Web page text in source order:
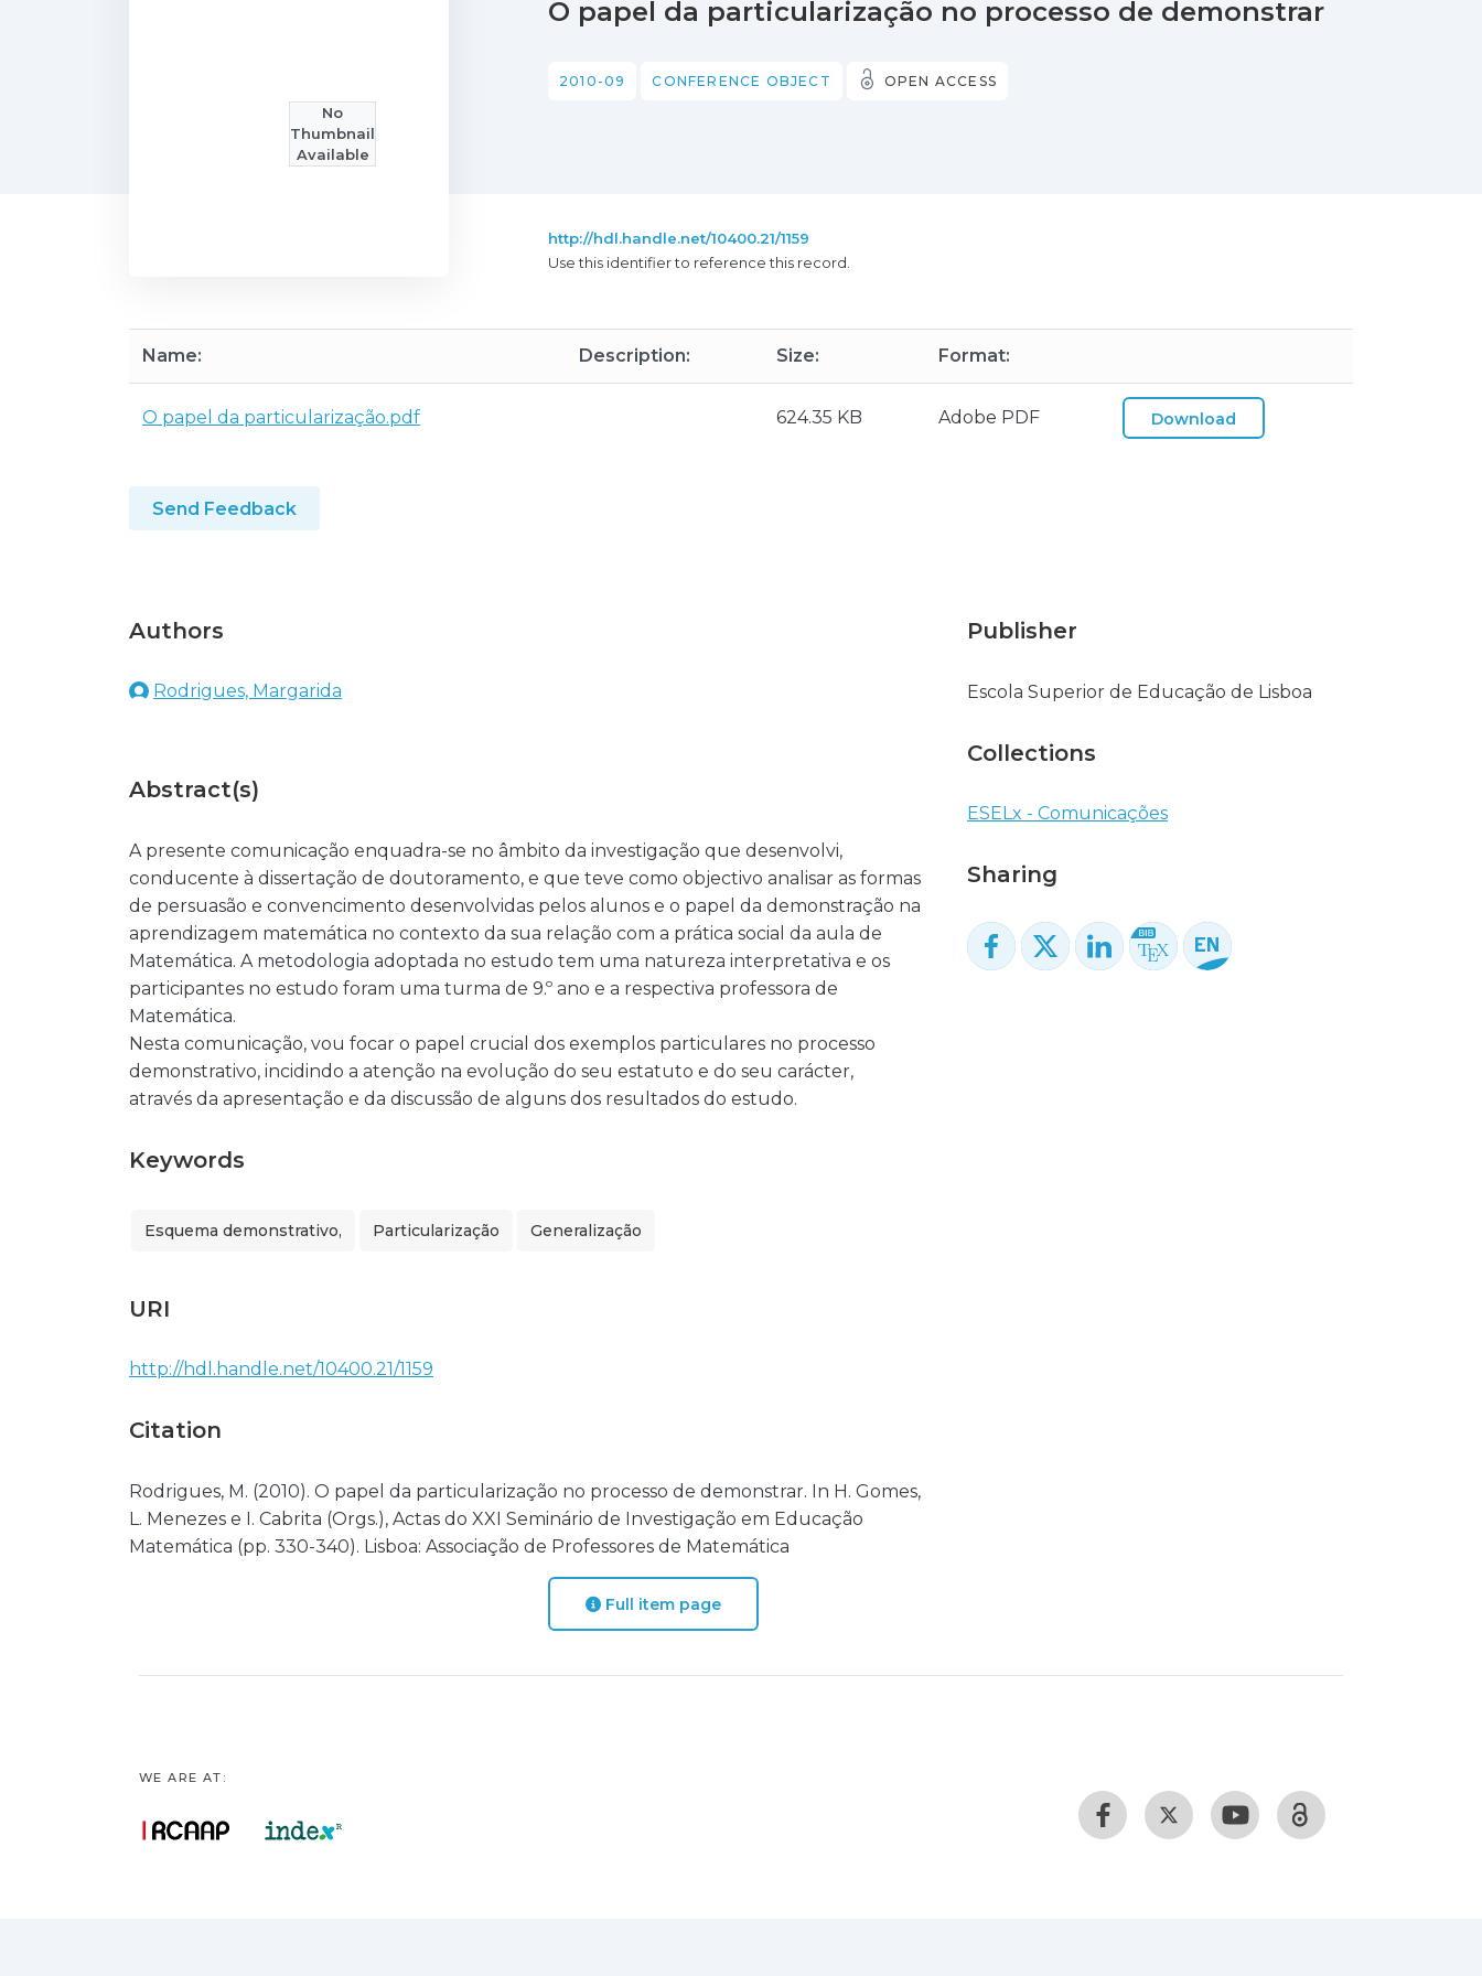
No
Thumbnail
Available
O papel da particularização no processo de demonstrar
2010-09 CONFERENCE OBJECT OPEN ACCESS
http://hdl.handle.net/10400.21/1159
Use this identifier to reference this record.
Name: Description: Size: Format:
O papel da particularização.pdf 624.35 KB Adobe PDF Download
Send Feedback
Authors
Rodrigues, Margarida
Abstract(s)
A presente comunicação enquadra-se no âmbito da investigação que desenvolvi,
conducente à dissertação de doutoramento, e que teve como objectivo analisar as formas
de persuasão e convencimento desenvolvidas pelos alunos e o papel da demonstração na
aprendizagem matemática no contexto da sua relação com a prática social da aula de
Matemática. A metodologia adoptada no estudo tem uma natureza interpretativa e os
participantes no estudo foram uma turma de 9.º ano e a respectiva professora de
Matemática.
Nesta comunicação, vou focar o papel crucial dos exemplos particulares no processo
demonstrativo, incidindo a atenção na evolução do seu estatuto e do seu carácter,
através da apresentação e da discussão de alguns dos resultados do estudo.
Keywords
Esquema demonstrativo, Particularização Generalização
URI
http://hdl.handle.net/10400.21/1159
Citation
Rodrigues, M. (2010). O papel da particularização no processo de demonstrar. In H. Gomes,
L. Menezes e I. Cabrita (Orgs.), Actas do XXI Seminário de Investigação em Educação
Matemática (pp. 330-340). Lisboa: Associação de Professores de Matemática
Publisher
Escola Superior de Educação de Lisboa
Collections
ESELx - Comunicações
Sharing
Full item page
WE ARE AT: